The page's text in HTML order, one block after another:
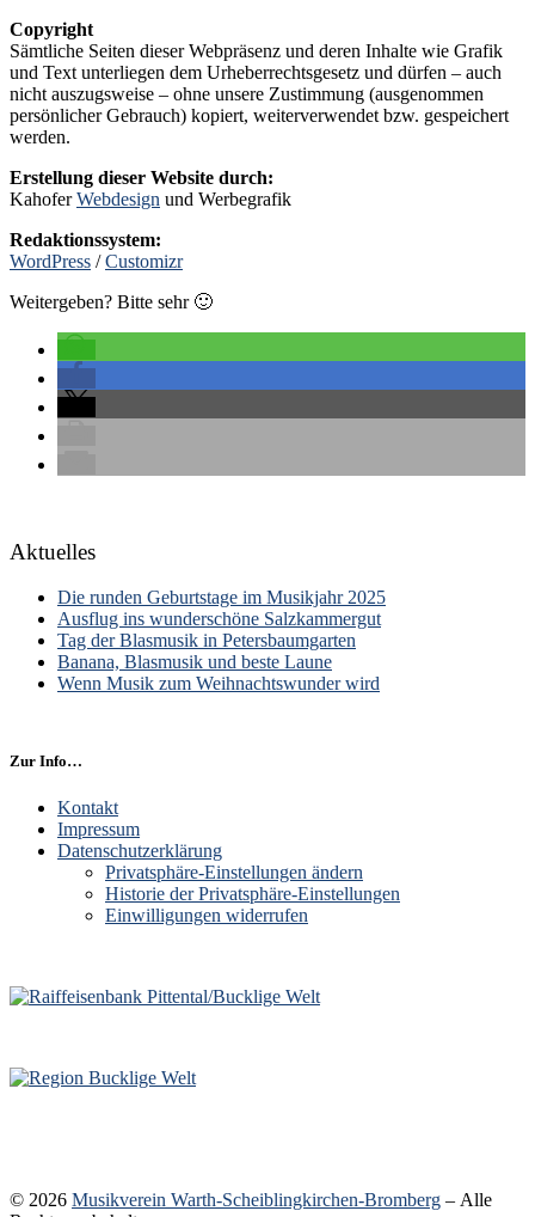
Copyright
Sämtliche Seiten dieser Webpräsenz und deren Inhalte wie Grafik
und Text unterliegen dem Urheberrechtsgesetz und dürfen – auch
nicht auszugsweise – ohne unsere Zustimmung (ausgenommen
persönlicher Gebrauch) kopiert, weiterverwendet bzw. gespeichert
werden.
Erstellung dieser Website durch:
KahoferWebdesign und Werbegrafik
Redaktionssystem:
WordPress /Customizr
Weitergeben? Bitte sehr 🙂
Aktuelles
Die runden Geburtstage im Musikjahr 2025
Ausflug ins wunderschöne Salzkammergut
Tag der Blasmusik in Petersbaumgarten
Banana, Blasmusik und beste Laune
Wenn Musik zum Weihnachtswunder wird
Zur Info…
Kontakt
Impressum
Datenschutzerklärung
Privatsphäre-Einstellungen ändern
Historie der Privatsphäre-Einstellungen
Einwilligungen widerrufen
© 2026 Musikverein Warth-Scheiblingkirchen-Bromberg – Alle